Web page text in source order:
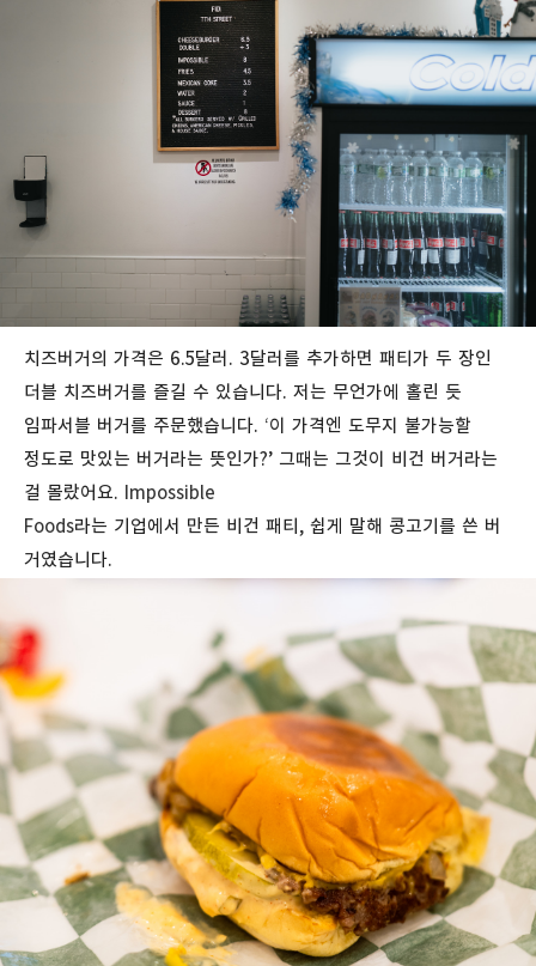
치즈버거의 가격은 6.5달러. 3달러를 추가하면 패티가 두 장인
더블 치즈버거를 즐길 수 있습니다. 저는 무언가에 홀린 듯
임파서블 버거를 주문했습니다. ‘이 가격엔 도무지 불가능할
정도로 맛있는 버거라는 뜻인가?’ 그때는 그것이 비건 버거라는
걸 몰랐어요. Impossible
Foods라는 기업에서 만든 비건 패티, 쉽게 말해 콩고기를 쓴 버
거였습니다.